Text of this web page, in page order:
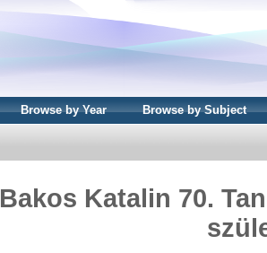
Browse by Year Browse by Subject
Bakos Katalin 70.